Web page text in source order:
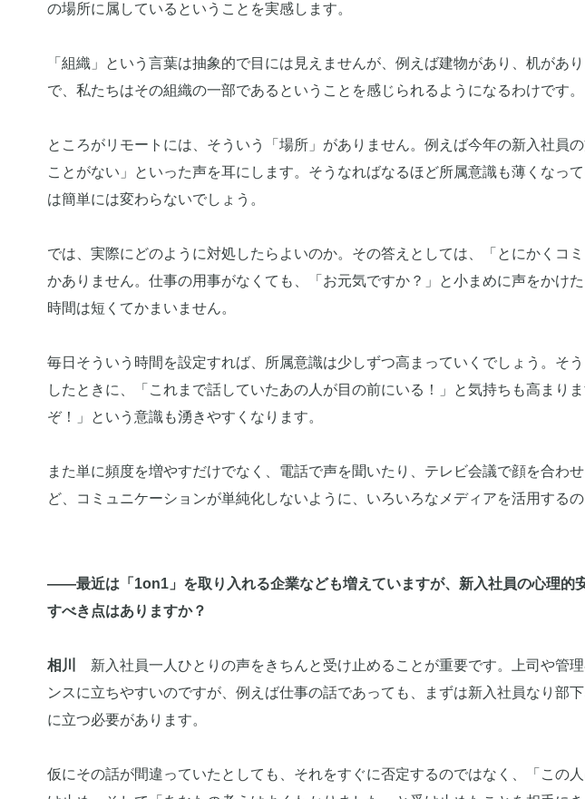
の場所に属しているということを実感します。
「組織」という言葉は抽象的で目には見えませんが、例えば建物があり、机があ
で、私たちはその組織の一部であるということを感じられるようになるわけです。
ところがリモートには、そういう「場所」がありません。例えば今年の新入社員
ことがない」といった声を耳にします。そうなればなるほど所属意識も薄くなっ
は簡単には変わらないでしょう。
では、実際にどのように対処したらよいのか。その答えとしては、「とにかくコ
かありません。仕事の用事がなくても、「お元気ですか？」と小まめに声をかけ
時間は短くてかまいません。
毎日そういう時間を設定すれば、所属意識は少しずつ高まっていくでしょう。そ
したときに、「これまで話していたあの人が目の前にいる！」と気持ちも高まり
ぞ！」という意識も湧きやすくなります。
また単に頻度を増やすだけでなく、電話で声を聞いたり、テレビ会議で顔を合わ
ど、コミュニケーションが単純化しないように、いろいろなメディアを活用するの
――最近は「1on1」を取り入れる企業なども増えていますが、新入社員の心理的
すべき点はありますか？
相川
新入社員一人ひとりの声をきちんと受け止めることが重要です。上司や管
ンスに立ちやすいのですが、例えば仕事の話であっても、まずは新入社員なり部
に立つ必要があります。
仮にその話が間違っていたとしても、それをすぐに否定するのではなく、「この